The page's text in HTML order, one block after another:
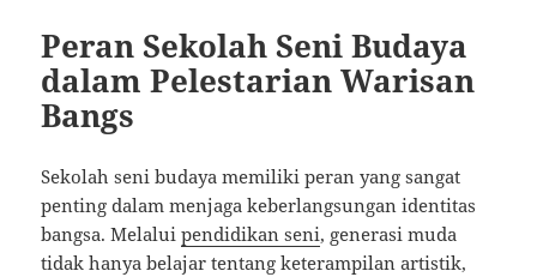
Peran Sekolah Seni Budaya
dalam Pelestarian Warisan
Bangs
Sekolah seni budaya memiliki peran yang sangat
penting dalam menjaga keberlangsungan identitas
bangsa. Melaluipendidikan seni, generasi muda
tidak hanya belajar tentang keterampilan artistik,